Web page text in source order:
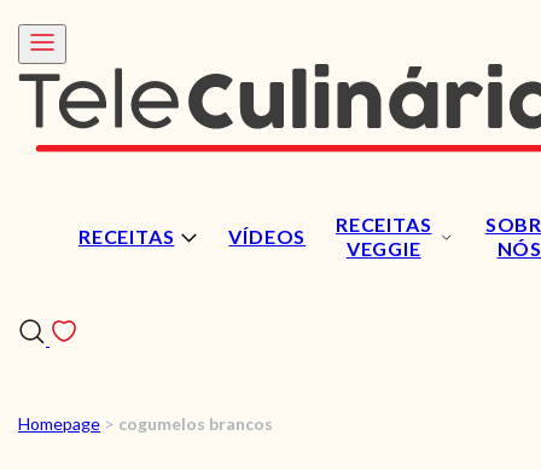
RECEITAS VÍDEOS
RECEITAS
VEGGIE
NÓS
RECEITAS
Homepage > cogumelos brancos